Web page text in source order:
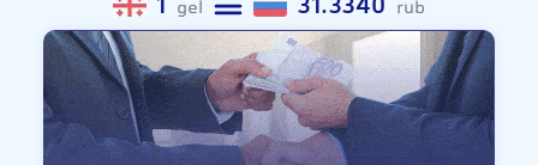
gel rub